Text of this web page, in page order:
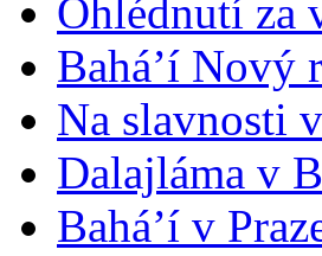
Ohlédnutí za
Bahá’í Nový
Na slavnosti
Dalajláma v
Bahá’í v